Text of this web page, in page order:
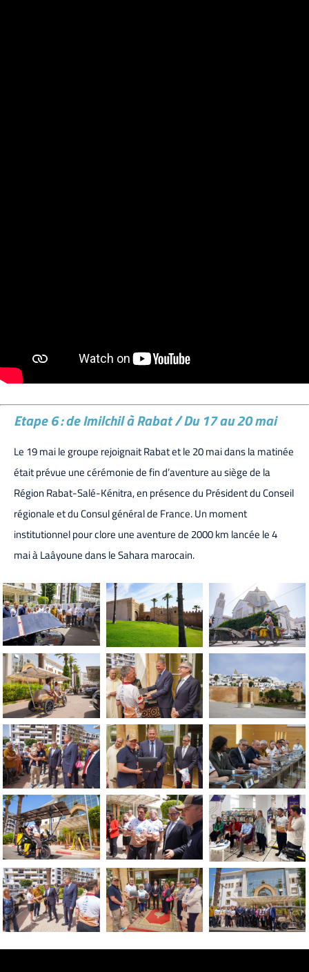
Etape 6 : de Imilchil à Rabat / Du 17 au 20 mai
Le 19 mai le groupe rejoignait Rabat et le 20 mai dans la matinée
était prévue une cérémonie de fin d’aventure au siège de la
Région Rabat-Salé-Kénitra, en présence du Président du Conseil
régionale et du Consul général de France. Un moment
institutionnel pour clore une aventure de 2000 km lancée le 4
mai à Laâyoune dans le Sahara marocain.